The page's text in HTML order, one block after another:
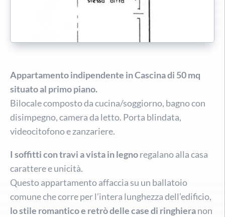
Appartamento indipendente in Cascina di 50 mq
situato al primo piano.
Bilocale composto da cucina/soggiorno, bagno con
disimpegno, camera da letto. Porta blindata,
videocitofono e zanzariere.
I soffitti con travi a vista in legnoregalano alla casa
carattere e unicità.
Questo appartamento affaccia su un ballatoio
comune che corre per l’intera lunghezza dell’edificio,
lo stile romantico e retrò delle case di ringhieranon